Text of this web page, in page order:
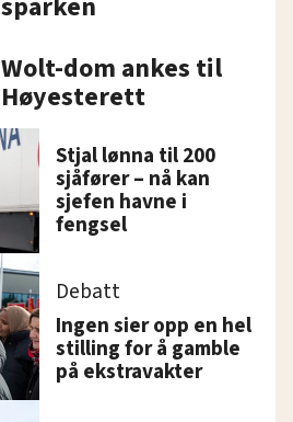
Wolt-dom ankes til
Høyesterett
Stjal lønna til 200
sjåfører – nå kan
sjefen havne i
fengsel
Debatt
Ingen sier opp en hel
stilling for å gamble
på ekstravakter